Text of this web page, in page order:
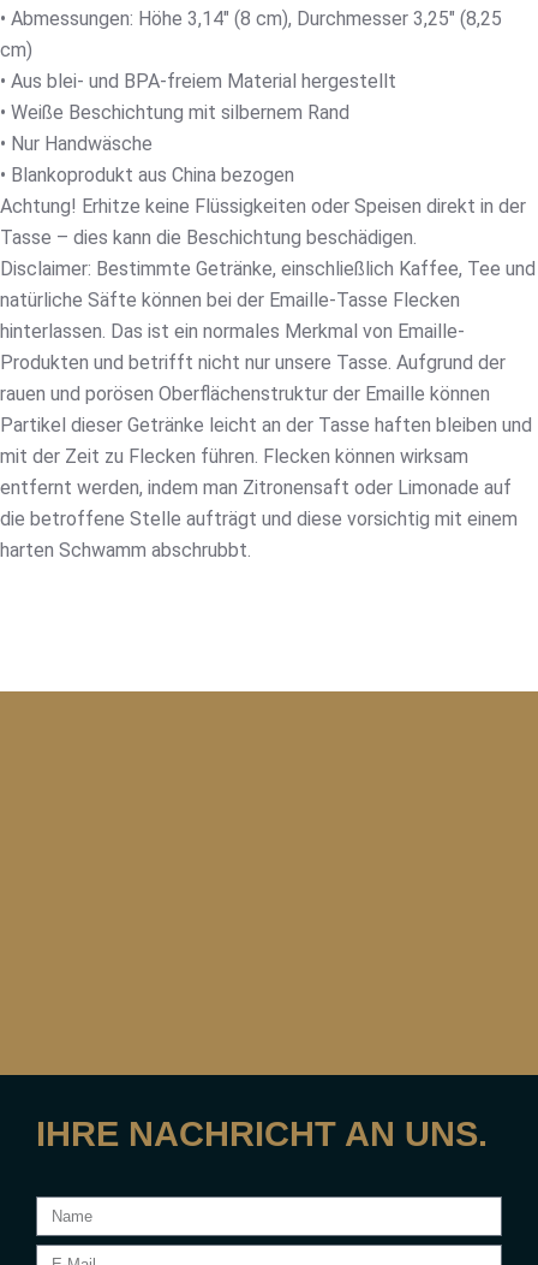
• Abmessungen: Höhe 3,14″ (8 cm), Durchmesser 3,25″ (8,25
cm)
• Aus blei- und BPA-freiem Material hergestellt
• Weiße Beschichtung mit silbernem Rand
• Nur Handwäsche
• Blankoprodukt aus China bezogen
Achtung! Erhitze keine Flüssigkeiten oder Speisen direkt in der
Tasse – dies kann die Beschichtung beschädigen.
Disclaimer: Bestimmte Getränke, einschließlich Kaffee, Tee und
natürliche Säfte können bei der Emaille-Tasse Flecken
hinterlassen. Das ist ein normales Merkmal von Emaille-
Produkten und betrifft nicht nur unsere Tasse. Aufgrund der
rauen und porösen Oberflächenstruktur der Emaille können
Partikel dieser Getränke leicht an der Tasse haften bleiben und
mit der Zeit zu Flecken führen. Flecken können wirksam
entfernt werden, indem man Zitronensaft oder Limonade auf
die betroffene Stelle aufträgt und diese vorsichtig mit einem
harten Schwamm abschrubbt.
IHRE NACHRICHT AN UNS.